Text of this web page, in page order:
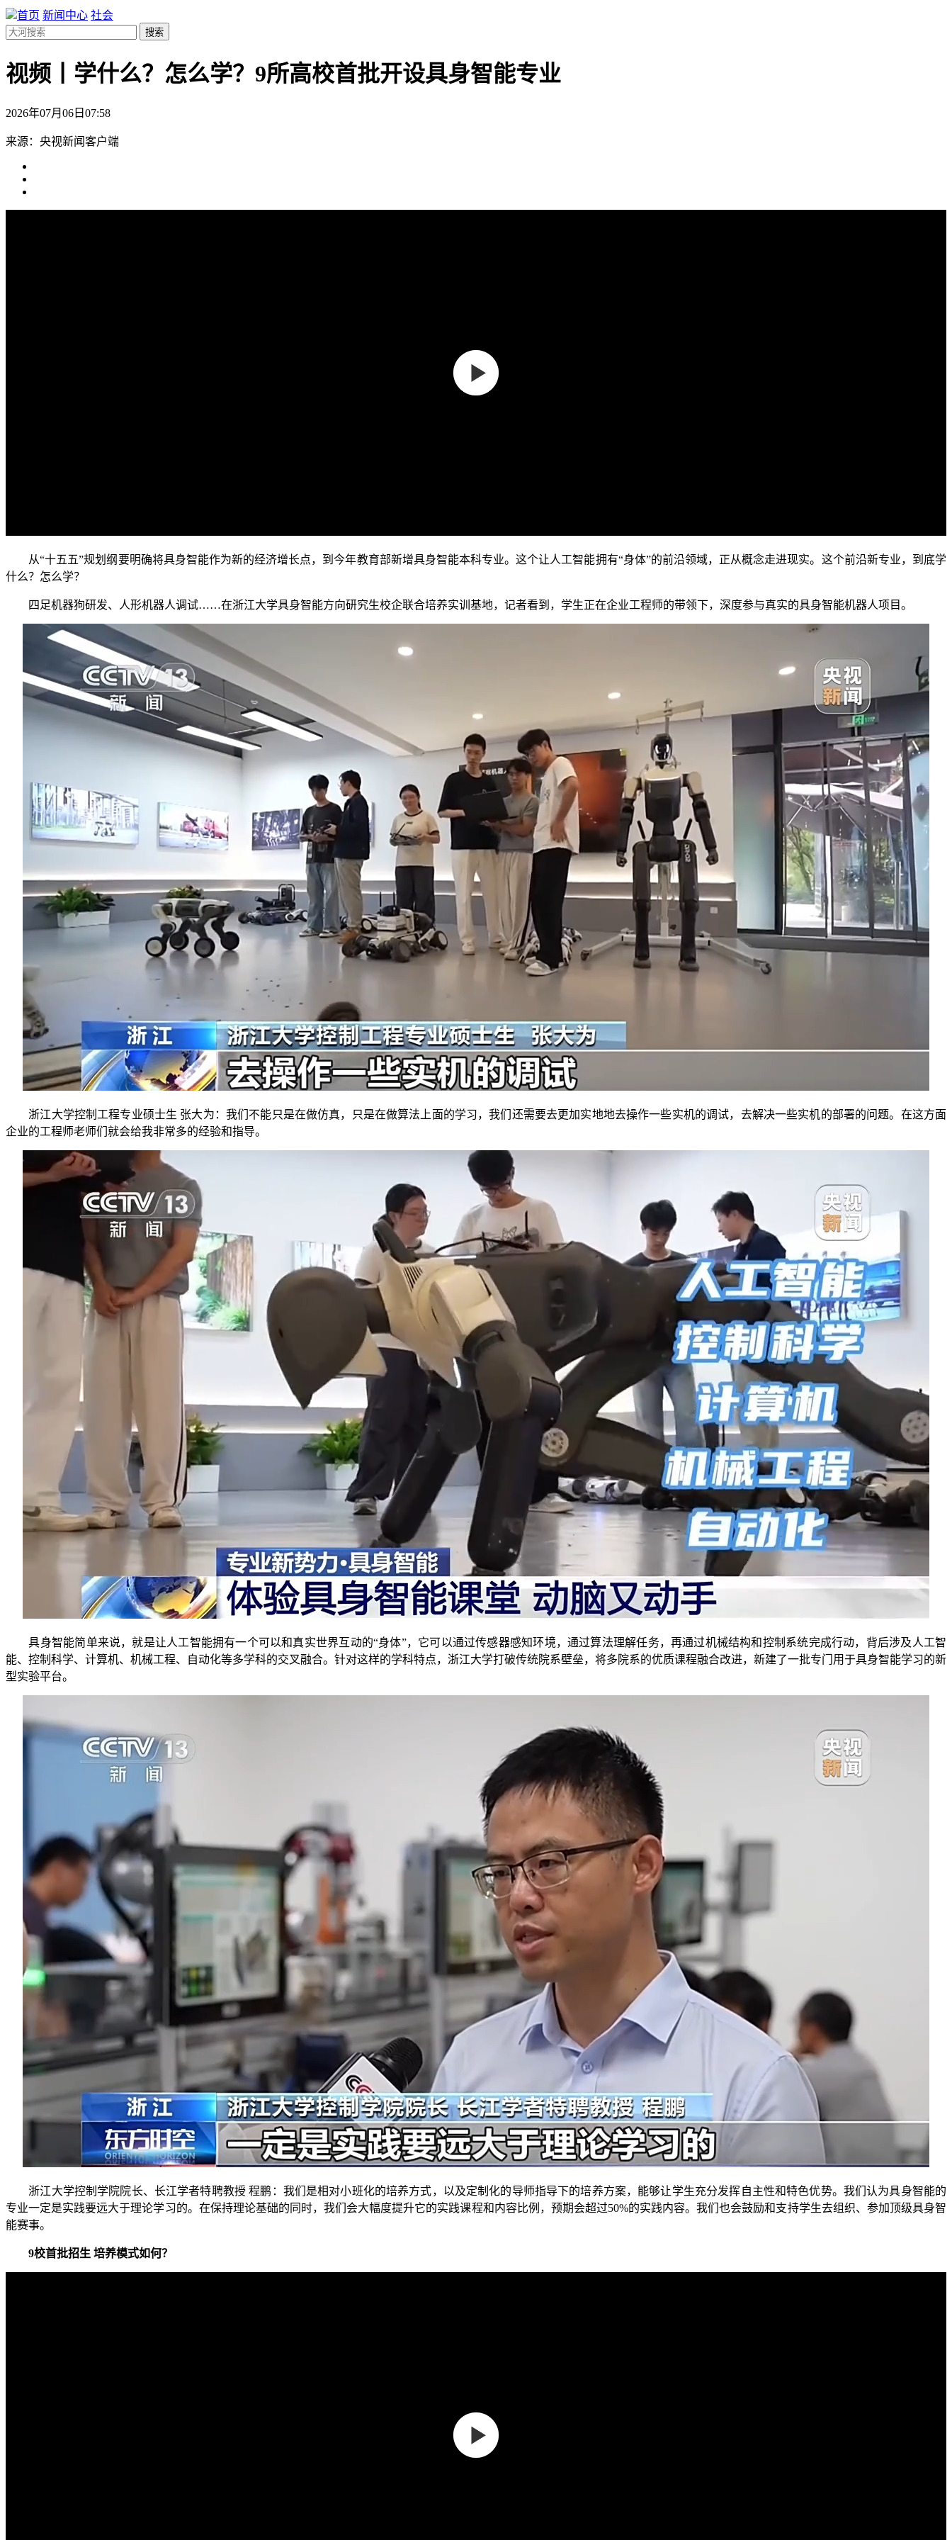
首页 新闻中心 社会
搜索
视频丨学什么？怎么学？9所高校首批开设具身智能专业
2026年07月06日07:58
来源：央视新闻客户端
从“十五五”规划纲要明确将具身智能作为新的经济增长点，到今年教育部新增具身智能本科专业。这个让人工智能拥有“身体”的前沿领域，正从概念走进现实。这个前沿新专业，到底学
什么？怎么学？
四足机器狗研发、人形机器人调试……在浙江大学具身智能方向研究生校企联合培养实训基地，记者看到，学生正在企业工程师的带领下，深度参与真实的具身智能机器人项目。
浙江大学控制工程专业硕士生 张大为：我们不能只是在做仿真，只是在做算法上面的学习，我们还需要去更加实地地去操作一些实机的调试，去解决一些实机的部署的问题。在这方面
企业的工程师老师们就会给我非常多的经验和指导。
具身智能简单来说，就是让人工智能拥有一个可以和真实世界互动的“身体”，它可以通过传感器感知环境，通过算法理解任务，再通过机械结构和控制系统完成行动，背后涉及人工智
能、控制科学、计算机、机械工程、自动化等多学科的交叉融合。针对这样的学科特点，浙江大学打破传统院系壁垒，将多院系的优质课程融合改进，新建了一批专门用于具身智能学习的新
型实验平台。
浙江大学控制学院院长、长江学者特聘教授 程鹏：我们是相对小班化的培养方式，以及定制化的导师指导下的培养方案，能够让学生充分发挥自主性和特色优势。我们认为具身智能的
专业一定是实践要远大于理论学习的。在保持理论基础的同时，我们会大幅度提升它的实践课程和内容比例，预期会超过50%的实践内容。我们也会鼓励和支持学生去组织、参加顶级具身智
能赛事。
9校首批招生 培养模式如何？